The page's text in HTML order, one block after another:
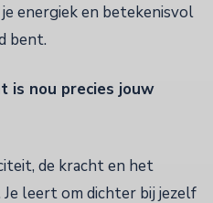
energiek en betekenisvol
bent.
is nou precies jouw
de kracht en het
leert om dichter bij jezelf